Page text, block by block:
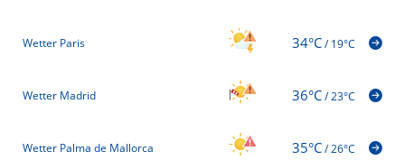
Wetter Paris 34°C/19°C
Wetter Madrid 36°C/23°C
Wetter Palma de Mallorca 35°C/26°C